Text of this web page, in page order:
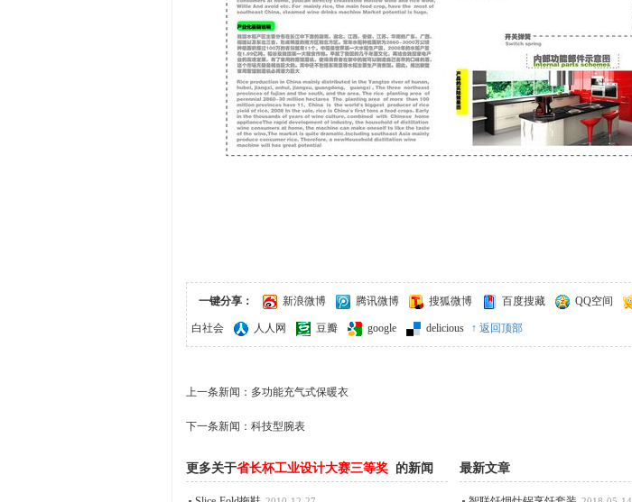
一键分享： 新浪微博 腾讯微博 搜狐微博 百度搜藏 QQ空间
白社会 人人网 豆瓣 google delicious ↑ 返回顶部
上一条新闻： 多功能充气式保暖衣
下一条新闻： 科技型腕表
更多关于省长杯工业设计大赛三等奖 的新闻 最新文章